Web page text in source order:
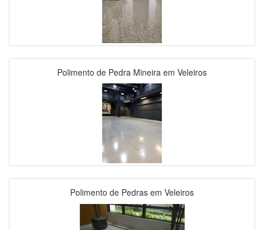
Polimento de Pedra Mineira em Veleiros
Polimento de Pedras em Veleiros